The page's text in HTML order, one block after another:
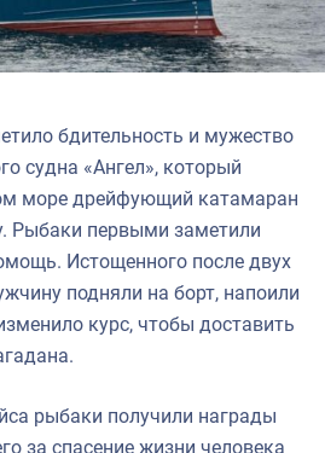
бдительность и мужество
судна «Ангел», который
море дрейфующий катамаран
Рыбаки первыми заметили
Истощенного после двух
подняли на борт, напоили
курс, чтобы доставить
рыбаки получили награды
за спасение жизни человека